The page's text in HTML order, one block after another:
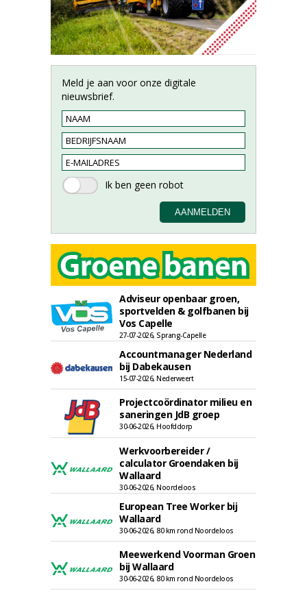
Meld je aan voor onze digitale
nieuwsbrief.
Adviseur openbaar groen,
sportvelden & golfbanen bij
Vos Capelle
27-07-2026, Sprang-Capelle
Accountmanager Nederland
bij Dabekausen
15-07-2026, Nederweert
Projectcoördinator milieu en
saneringen JdB groep
30-06-2026, Hoofddorp
Werkvoorbereider /
calculator Groendaken bij
Wallaard
30-06-2026, Noordeloos
European Tree Worker bij
Wallaard
30-06-2026, 80 km rond Noordeloos
Meewerkend Voorman Groen
bij Wallaard
30-06-2026, 80 km rond Noordeloos